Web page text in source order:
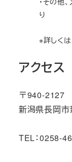
り
※詳しく
アクセス
〒940-2127
新潟県長岡
TEL：0258-